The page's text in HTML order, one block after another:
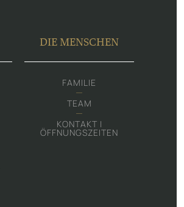
DIE MENSCHEN
FAMILIE
TEAM
KONTAKT |
ÖFFNUNGSZEITEN